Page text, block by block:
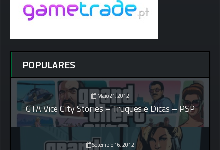
POPULARES
Maio 21, 2012
GTA Vice City Stories – Truques e Dicas – PSP
Setembro 16, 2012